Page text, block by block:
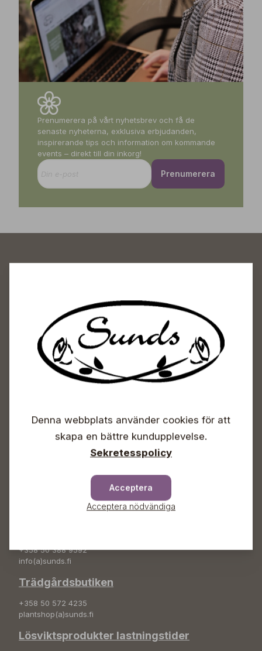
Prenumerera på vårt nyhetsbrev och få de
senaste nyheterna, exklusiva erbjudanden,
inspirerande tips och information om kommande
events – direkt till din inkorg!
Prenumerera
Sunds Trädgårdscenter
Öppet
Vardagar 09-18
Lördagar 09-16
+358 50 388 9592
info(a)sunds.fi
+358 50 388 9592
info(a)sunds.fi
Trädgårdsbutiken
+358 50 572 4235
plantshop(a)sunds.fi
Lösviktsprodukter lastningstider
Denna webbplats använder cookies för att
skapa en bättre kundupplevelse.
Sekretesspolicy
Acceptera
Acceptera nödvändiga